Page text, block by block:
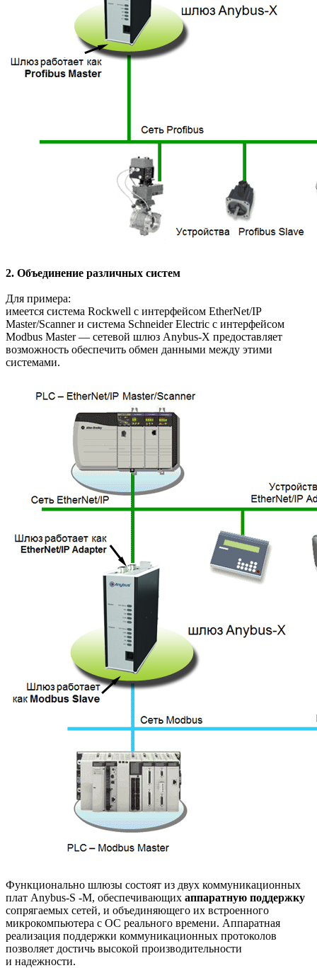
2. Объединение различных систем
Для примера:
имеется система Rockwell с интерфейсом EtherNet/IP
Master/Scanner и система Schneider Electric с интерфейсом
Modbus Master — сетевой шлюз Anybus-X предоставляет
возможность обеспечить обмен данными между этими
системами.
Функционально шлюзы состоят из двух коммуникационных
плат Anybus-S -M, обеспечивающих аппаратную поддержку
сопрягаемых сетей, и объединяющего их встроенного
микрокомпьютера с ОС реального времени. Аппаратная
реализация поддержки коммуникационных протоколов
позволяет достичь высокой производительности
и надежности.